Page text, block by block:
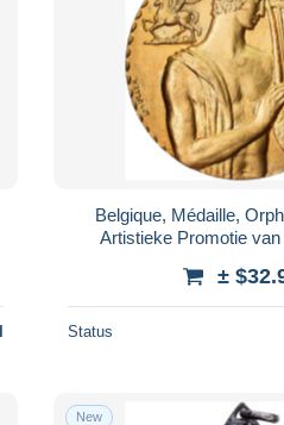
Belgique, Médaille,
Artistieke Promotie
±
Status
New